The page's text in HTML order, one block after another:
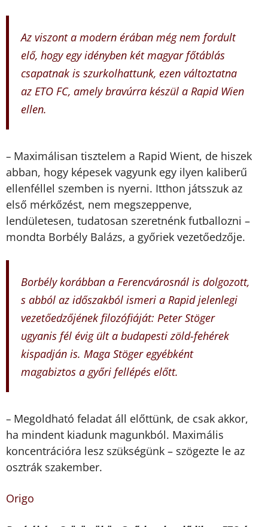
Az viszont a modern érában még nem fordult
elő, hogy egy idényben két magyar főtáblás
csapatnak is szurkolhattunk, ezen változtatna
az ETO FC, amely bravúrra készül a Rapid Wien
ellen.
– Maximálisan tisztelem a Rapid Wient, de hiszek
abban, hogy képesek vagyunk egy ilyen kaliberű
ellenféllel szemben is nyerni. Itthon játsszuk az
első mérkőzést, nem megszeppenve,
lendületesen, tudatosan szeretnénk futballozni –
mondta Borbély Balázs, a győriek vezetőedzője.
Borbély korábban a Ferencvárosnál is dolgozott,
s abból az időszakból ismeri a Rapid jelenlegi
vezetőedzőjének filozófiáját: Peter Stöger
ugyanis fél évig ült a budapesti zöld-fehérek
kispadján is. Maga Stöger egyébként
magabiztos a győri fellépés előtt.
– Megoldható feladat áll előttünk, de csak akkor,
ha mindent kiadunk magunkból. Maximális
koncentrációra lesz szükségünk – szögezte le az
osztrák szakember.
Origo